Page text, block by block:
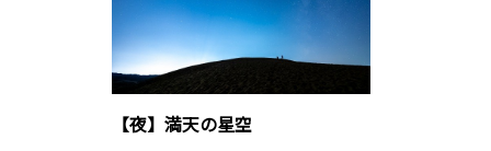
【夜】満天の星空